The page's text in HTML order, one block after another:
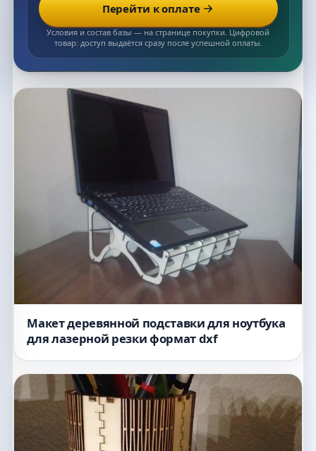
Перейти к оплате
Условия и состав базы — на странице покупки. Цифровой
товар: доступ выдаётся сразу после успешной оплаты.
Список макетов
Макет деревянной подставки для ноутбука
для лазерной резки формат dxf